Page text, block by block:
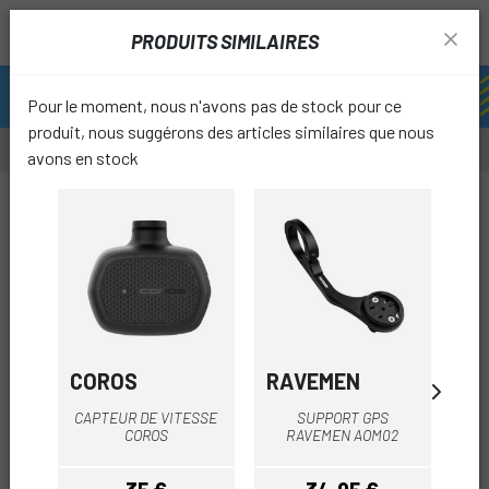
PRODUITS SIMILAIRES
Pour le moment, nous n'avons pas de stock pour ce
produit, nous suggérons des articles similaires que nous
avons en stock
COROS
CAPTEUR DE VITESSE
COROS
RAVEMEN
SUPPORT GPS
RAVEMEN AOM02